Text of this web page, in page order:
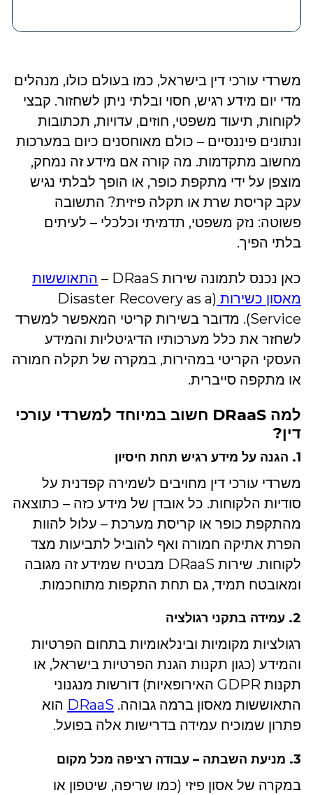
משרדי עורכי דין בישראל, כמו בעולם כולו, מנהלים
מדי יום מידע רגיש, חסוי ובלתי ניתן לשחזור. קבצי
לקוחות, תיעוד משפטי, חוזים, עדויות, תכתובות
ונתונים פיננסיים – כולם מאוחסנים כיום במערכות
מחשוב מתקדמות. מה קורה אם מידע זה נמחק,
מוצפן על ידי מתקפת כופר, או הופך לבלתי נגיש
עקב קריסת שרת או תקלה פיזית? התשובה
פשוטה: נזק משפטי, תדמיתי וכלכלי – לעיתים
בלתי הפיך.
כאן נכנס לתמונה שירות DRaaS –
התאוששות
מאסון כשירות (Disaster Recovery as a
Service). מדובר בשירות קריטי המאפשר למשרד
לשחזר את כלל מערכותיו הדיגיטליות והמידע
העסקי הקריטי במהירות, במקרה של תקלה חמורה
או מתקפה סייברית.
למה DRaaS חשוב במיוחד למשרדי עורכי
דין?
1. הגנה על מידע רגיש תחת חיסיון
משרדי עורכי דין מחויבים לשמירה קפדנית על
סודיות הלקוחות. כל אובדן של מידע כזה – כתוצאה
מהתקפת כופר או קריסת מערכת – עלול להוות
הפרת אתיקה חמורה ואף להוביל לתביעות מצד
לקוחות. שירות DRaaS מבטיח שמידע זה מגובה
ומאובטח תמיד, גם תחת התקפות מתוחכמות.
2. עמידה בתקני רגולציה
רגולציות מקומיות ובינלאומיות בתחום הפרטיות
והמידע (כגון תקנות הגנת הפרטיות בישראל, או
תקנות GDPR האירופאיות) דורשות מנגנוני
התאוששות מאסון ברמה גבוהה. DRaaS הוא
פתרון שמוכיח עמידה בדרישות אלה בפועל.
3. מניעת השבתה – עבודה רציפה מכל מקום
במקרה של אסון פיזי (כמו שריפה, שיטפון או